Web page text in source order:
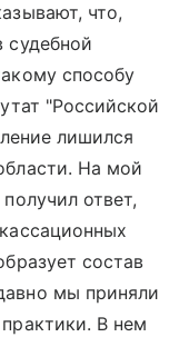
что,
судебной
способу
"Российской
лишился
На мой
ответ,
состав
мы приняли
В нем